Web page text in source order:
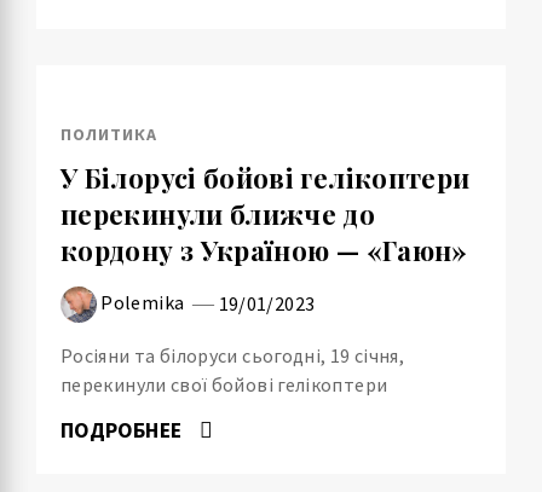
ПОЛИТИКА
У Білорусі бойові гелікоптери
перекинули ближче до
кордону з Україною — «Гаюн»
Polemika 19/01/2023
Росіяни та білоруси сьогодні, 19 січня,
перекинули свої бойові гелікоптери
ПОДРОБНЕЕ